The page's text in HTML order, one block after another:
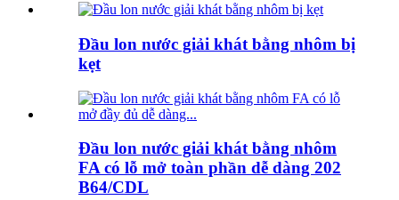
Đầu lon nước giải khát bằng nhôm bị
kẹt
Đầu lon nước giải khát bằng nhôm
FA có lỗ mở toàn phần dễ dàng 202
B64/CDL